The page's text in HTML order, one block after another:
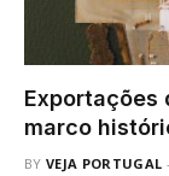
Exportações
marco
BY VEJA PORTUGAL